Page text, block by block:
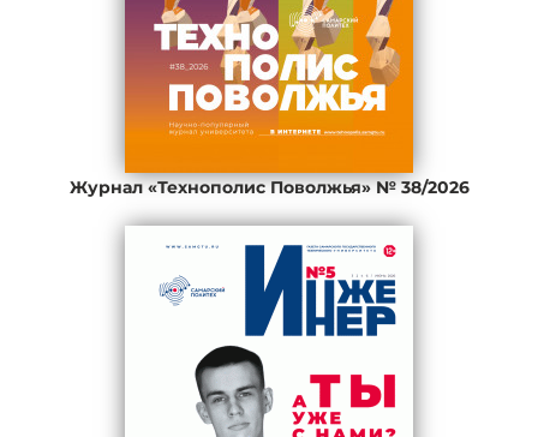
Журнал «Технополис Поволжья» № 38/2026